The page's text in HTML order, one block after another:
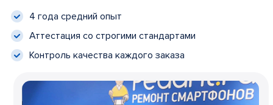
4 года средний опыт
Аттестация со строгими стандартами
Контроль качества каждого заказа